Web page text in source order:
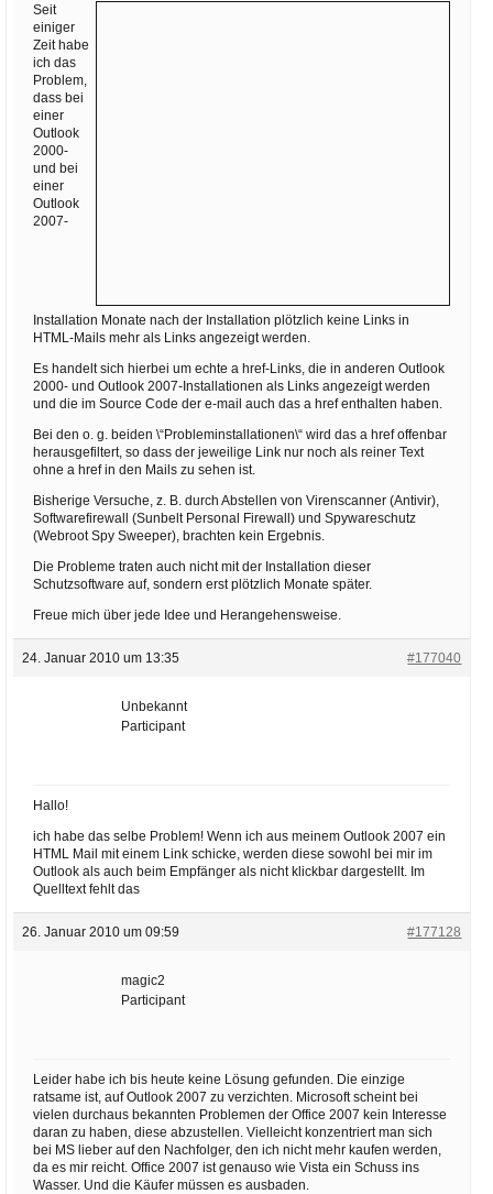
Seit
einiger
Zeit habe
ich das
Problem,
dass bei
einer
Outlook
2000-
und bei
einer
Outlook
2007-
Installation Monate nach der Installation plötzlich keine Links in
HTML-Mails mehr als Links angezeigt werden.
Es handelt sich hierbei um echte a href-Links, die in anderen Outlook
2000- und Outlook 2007-Installationen als Links angezeigt werden
und die im Source Code der e-mail auch das a href enthalten haben.
Bei den o. g. beiden \“Probleminstallationen\“ wird das a href offenbar
herausgefiltert, so dass der jeweilige Link nur noch als reiner Text
ohne a href in den Mails zu sehen ist.
Bisherige Versuche, z. B. durch Abstellen von Virenscanner (Antivir),
Softwarefirewall (Sunbelt Personal Firewall) und Spywareschutz
(Webroot Spy Sweeper), brachten kein Ergebnis.
Die Probleme traten auch nicht mit der Installation dieser
Schutzsoftware auf, sondern erst plötzlich Monate später.
Freue mich über jede Idee und Herangehensweise.
24. Januar 2010 um 13:35 #177040
Unbekannt
Participant
Hallo!
ich habe das selbe Problem! Wenn ich aus meinem Outlook 2007 ein
HTML Mail mit einem Link schicke, werden diese sowohl bei mir im
Outlook als auch beim Empfänger als nicht klickbar dargestellt. Im
Quelltext fehlt das
26. Januar 2010 um 09:59 #177128
magic2
Participant
Leider habe ich bis heute keine Lösung gefunden. Die einzige
ratsame ist, auf Outlook 2007 zu verzichten. Microsoft scheint bei
vielen durchaus bekannten Problemen der Office 2007 kein Interesse
daran zu haben, diese abzustellen. Vielleicht konzentriert man sich
bei MS lieber auf den Nachfolger, den ich nicht mehr kaufen werden,
da es mir reicht. Office 2007 ist genauso wie Vista ein Schuss ins
Wasser. Und die Käufer müssen es ausbaden.
E-Mail bestätigen